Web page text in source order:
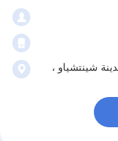
، مدينة شينتشياو ،